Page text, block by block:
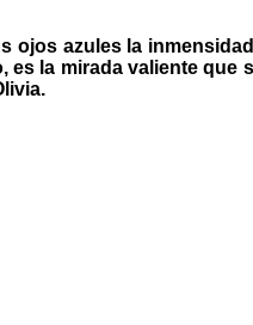
ojos azules la
la mirada valiente que